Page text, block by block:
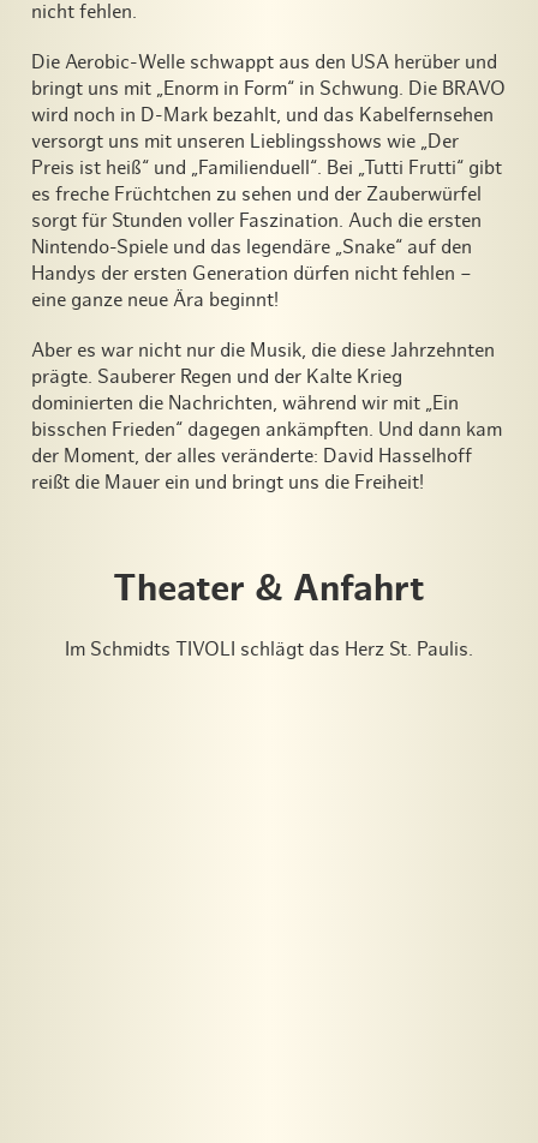
nicht fehlen.
Die Aerobic-Welle schwappt aus den USA herüber und
bringt uns mit „Enorm in Form“ in Schwung. Die BRAVO
wird noch in D-Mark bezahlt, und das Kabelfernsehen
versorgt uns mit unseren Lieblingsshows wie „Der
Preis ist heiß“ und „Familienduell“. Bei „Tutti Frutti“ gibt
es freche Früchtchen zu sehen und der Zauberwürfel
sorgt für Stunden voller Faszination. Auch die ersten
Nintendo-Spiele und das legendäre „Snake“ auf den
Handys der ersten Generation dürfen nicht fehlen –
eine ganze neue Ära beginnt!
Aber es war nicht nur die Musik, die diese Jahrzehnten
prägte. Sauberer Regen und der Kalte Krieg
dominierten die Nachrichten, während wir mit „Ein
bisschen Frieden“ dagegen ankämpften. Und dann kam
der Moment, der alles veränderte: David Hasselhoff
reißt die Mauer ein und bringt uns die Freiheit!
Theater & Anfahrt
Im Schmidts TIVOLI schlägt das Herz St. Paulis.